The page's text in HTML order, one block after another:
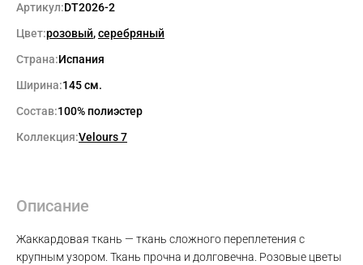
Артикул:DT2026-2
Цвет:розовый,серебряный
Страна:Испания
Ширина:145 см.
Состав:100% полиэстер
Коллекция:Velours 7
Описание
Жаккардовая ткань — ткань сложного переплетения с
крупным узором. Ткань прочна и долговечна. Розовые цветы